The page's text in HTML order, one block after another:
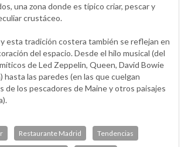
una zona donde es típico criar, pescar y
crustáceo.
esta tradición costera también se reflejan en
del espacio. Desde el hilo musical (del
de Led Zeppelin, Queen, David Bowie
hasta las paredes (en las que cuelgan
de los pescadores de Maine y otros paisajes
Restaurante Madrid Tendencias